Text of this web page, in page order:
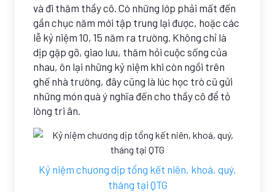
và đi thăm thầy cô. Có những lớp phải mất đến
gần chục năm mới tập trung lại được, hoặc các
lễ kỷ niệm 10, 15 năm ra trường. Không chỉ là
dịp gặp gỡ, giao lưu, thăm hỏi cuộc sống của
nhau, ôn lại những kỷ niệm khi còn ngồi trên
ghế nhà trường, đây cũng là lúc học trò cũ gửi
những món quà ý nghĩa đến cho thầy cô để tỏ
lòng tri ân.
Kỷ niệm chương dịp tổng kết niên, khoá, quý,
tháng tại QTG